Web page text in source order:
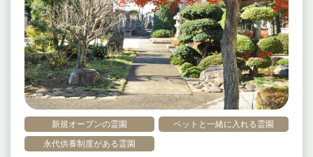
新規オープンの霊園
ペットと一緒に入れる霊園
永代供養制度がある霊園